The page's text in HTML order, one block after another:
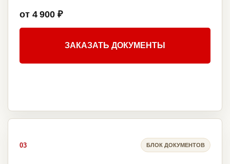
от 4 900 ₽
ЗАКАЗАТЬ ДОКУМЕНТЫ
03 БЛОК ДОКУМЕНТОВ